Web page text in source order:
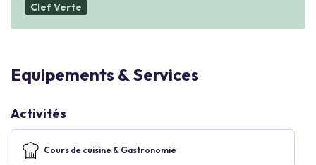
Clef Verte
Equipements & Services
Activités
Cours de cuisine & Gastronomie